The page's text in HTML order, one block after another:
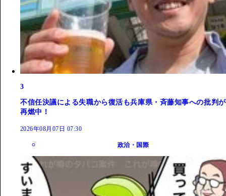
3
不信任決議による失職から復活も兵庫県・斉藤知事への批判が
再燃中！
2026年08月07日 07:30
政治・国際